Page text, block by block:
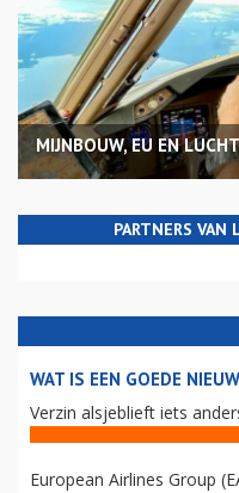
MIJNBOUW, EU EN
PARTNERS VAN
WAT IS EEN GOEDE
Verzin alsjeblieft iets
European Airlines Group